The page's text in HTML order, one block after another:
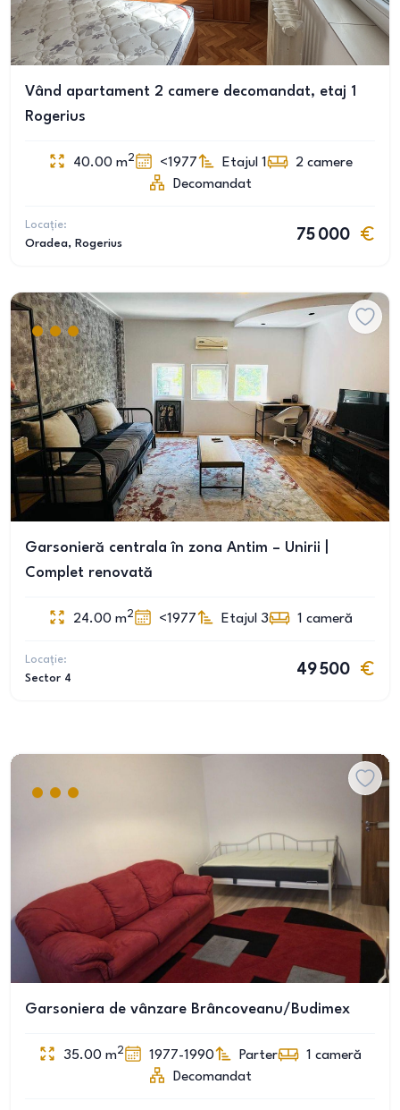
Vând apartament 2 camere decomandat, etaj 1
Rogerius
40.00 m2 <1977 Etajul 1 2 camere
Decomandat
Locație:
Oradea, Rogerius
75 000
Garsonieră centrala în zona Antim – Unirii |
Complet renovată
24.00 m2 <1977 Etajul 3 1 cameră
Locație:
Sector 4
49 500
Garsoniera de vânzare Brâncoveanu/Budimex
35.00 m2 1977-1990 Parter 1 cameră
Decomandat